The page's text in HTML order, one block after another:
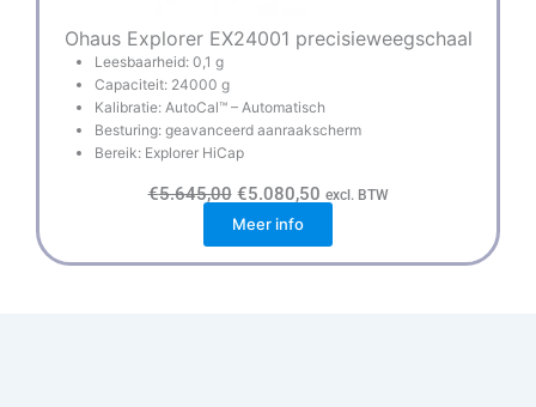
Ohaus Explorer EX24001 precisieweegschaal
Leesbaarheid: 0,1 g
Capaciteit: 24000 g
Kalibratie: AutoCal™ – Automatisch
Besturing: geavanceerd aanraakscherm
Bereik: Explorer HiCap
€5.645,00 O
o
r
s
p
€5.080,50H
u
d
i
excl. BTW
Meer info